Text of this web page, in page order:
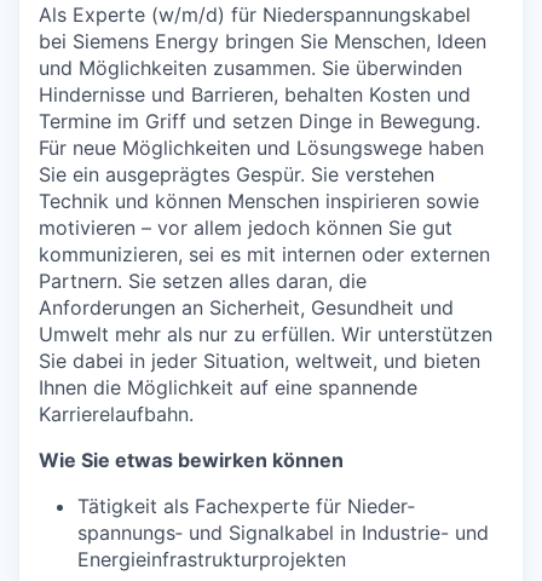
Als Experte (w/m/d) für Niederspannungskabel
bei Siemens Energy bringen Sie Menschen, Ideen
und Möglichkeiten zusammen. Sie überwinden
Hindernisse und Barrieren, behalten Kosten und
Termine im Griff und setzen Dinge in Bewegung.
Für neue Möglichkeiten und Lösungswege haben
Sie ein ausgeprägtes Gespür. Sie verstehen
Technik und können Menschen inspirieren sowie
motivieren – vor allem jedoch können Sie gut
kommunizieren, sei es mit internen oder externen
Partnern. Sie setzen alles daran, die
Anforderungen an Sicherheit, Gesundheit und
Umwelt mehr als nur zu erfüllen. Wir unterstützen
Sie dabei in jeder Situation, weltweit, und bieten
Ihnen die Möglichkeit auf eine spannende
Karrierelaufbahn.
Wie Sie etwas bewirken können
Tätigkeit als Fachexperte für Nieder­
spannungs‑ und Signalkabel in Industrie- und
Energieinfrastrukturprojekten